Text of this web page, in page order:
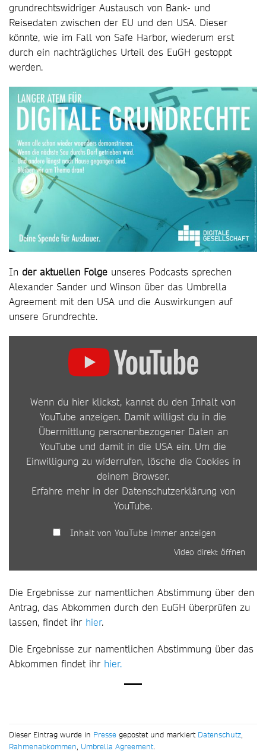
grundrechtswidriger Austausch von Bank- und
Reisedaten zwischen der EU und den USA. Dieser
könnte, wie im Fall von Safe Harbor, wiederum erst
durch ein nachträgliches Urteil des EuGH gestoppt
werden.
In der aktuellen Folge unseres Podcasts sprechen
Alexander Sander und Winson über das Umbrella
Agreement mit den USA und die Auswirkungen auf
unsere Grundrechte.
ANZEIGEN
Wenn du hier klickst, kannst du den Inhalt von
YouTube anzeigen. Damit willigst du in die
Übermittlung personenbezogener Daten an
YouTube und damit in die USA ein. Um die
Einwilligung zu widerrufen, lösche die Cookies in
deinem Browser.
Erfahre mehr in der Datenschutzerklärung von
YouTube.
Inhalt von YouTube immer anzeigen
Video direkt öffnen
Die Ergebnisse zur namentlichen Abstimmung über den
Antrag, das Abkommen durch den EuGH überprüfen zu
lassen, findet ihr hier.
Die Ergebnisse zur namentlichen Abstimmung über das
Abkommen findet ihr hier.
Dieser Eintrag wurde in Presse gepostet und markiert Datenschutz,
Rahmenabkommen, Umbrella Agreement.